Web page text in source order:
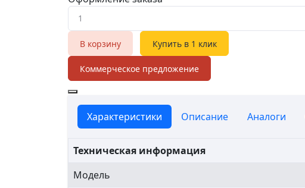
В корзину Купить в 1 клик
Коммерческое предложение
Характеристики Описание Аналоги
Техническая информация
Модель